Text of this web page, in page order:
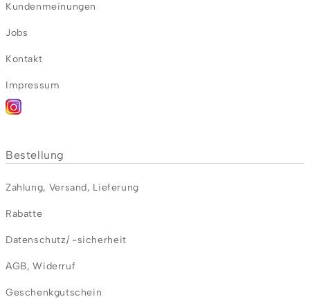
Kundenmeinungen
Jobs
Kontakt
Impressum
Bestellung
Zahlung, Versand, Lieferung
Rabatte
Datenschutz/ -sicherheit
AGB,Widerruf
Geschenkgutschein